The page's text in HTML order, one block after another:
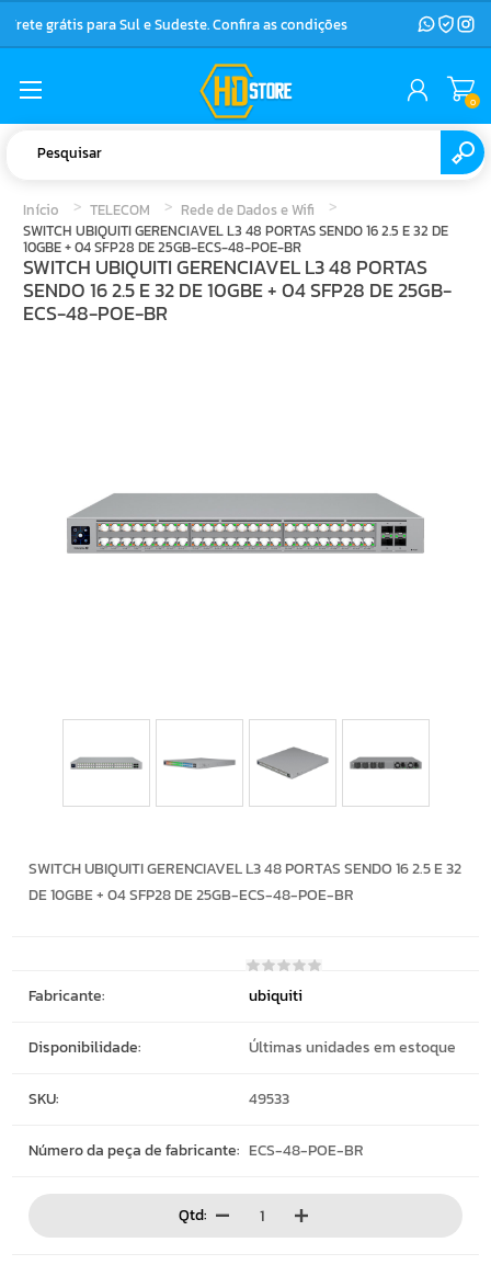
Frete grátis para Sul e Sudeste. Confira as condições
0
Início TELECOM
Rede de Dados e Wifi
SWITCH UBIQUITI GERENCIAVEL L3 48 PORTAS SENDO 16 2.5 E 32 DE
10GBE + 04 SFP28 DE 25GB-ECS-48-POE-BR
SWITCH UBIQUITI GERENCIAVEL L3 48 PORTAS
SENDO 16 2.5 E 32 DE 10GBE + 04 SFP28 DE 25GB-
ECS-48-POE-BR
SWITCH UBIQUITI GERENCIAVEL L3 48 PORTAS SENDO 16 2.5 E 32
DE 10GBE + 04 SFP28 DE 25GB-ECS-48-POE-BR
Fabricante: ubiquiti
Disponibilidade: Últimas unidades em estoque
SKU: 49533
Número da peça de fabricante: ECS-48-POE-BR
Qtd: